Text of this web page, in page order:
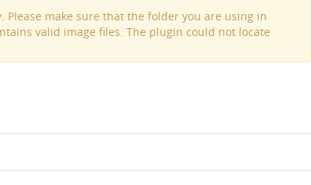
make sure that the folder you are using in
valid image files. The plugin could not locate